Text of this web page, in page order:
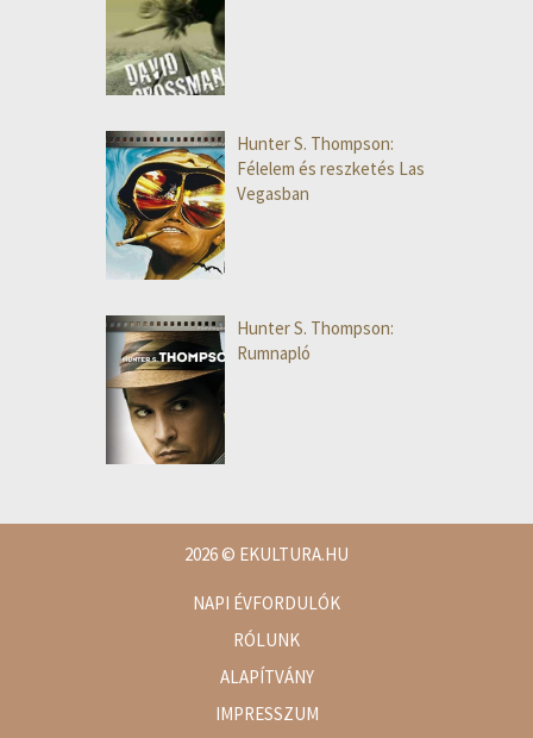
Hunter S. Thompson:
Félelem és reszketés Las
Vegasban
Hunter S. Thompson:
Rumnapló
2026© EKULTURA.HU
NAPI ÉVFORDULÓK
RÓLUNK
ALAPÍTVÁNY
IMPRESSZUM